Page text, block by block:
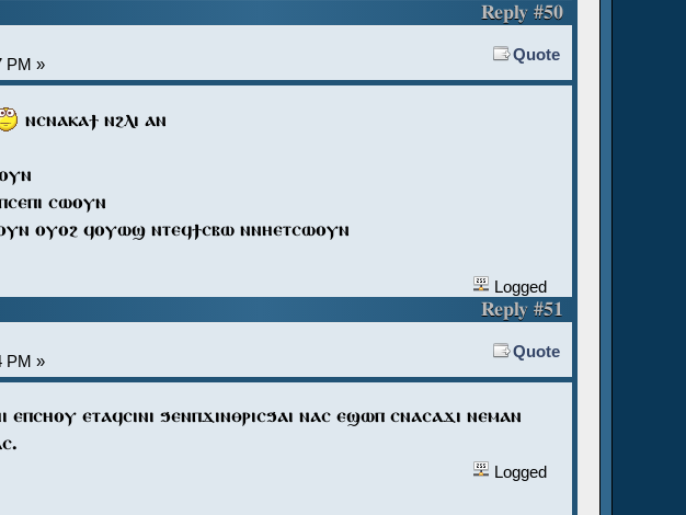
Reply #50
PM »
Quote
ⲛⲥⲛⲁⲕⲁϯ ⲛϩⲗⲓ ⲁⲛ
ⲥⲱⲟⲩⲛ
ⲟⲩⲟϩ ϥⲟⲩⲱϣ ⲛⲧⲉϥϯⲥⲃⲱ ⲛⲛⲏⲉⲧⲥⲱⲟⲩⲛ
Logged
Reply #51
PM »
Quote
ⲉⲧⲁϥⲥⲓⲛⲓ ϧⲉⲛⲡϫⲓⲛⲑⲣⲓⲥϧⲁⲓ ⲛⲁⲥ ⲉϣⲱⲡ ⲥⲛⲁⲥⲁϫⲓ ⲛⲉⲙⲁⲛ
Logged